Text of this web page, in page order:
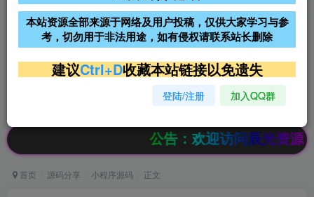
阿里云2核2G200M服务器68元/
年
雨云高防免备案服务器
超低价文字广告位招租 超低价文字广告位招租
超低价文字广告位招租
公告：欢迎访问辰光资源网，本站
首页 源码分享 小程序源码 正文
本站资源全部来源于网络及用户投稿，仅供大家学习与参
考，切勿用于非法用途，如有侵权请联系站长删除
建议Ctrl+D收藏本站链接以免遗失
登陆/注册 加入QQ群